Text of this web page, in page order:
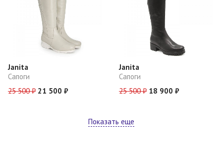
Janita
Сапоги
25 500 ₽ 21 500 ₽
Janita
Сапоги
25 500 ₽ 18 900 ₽
Показать еще